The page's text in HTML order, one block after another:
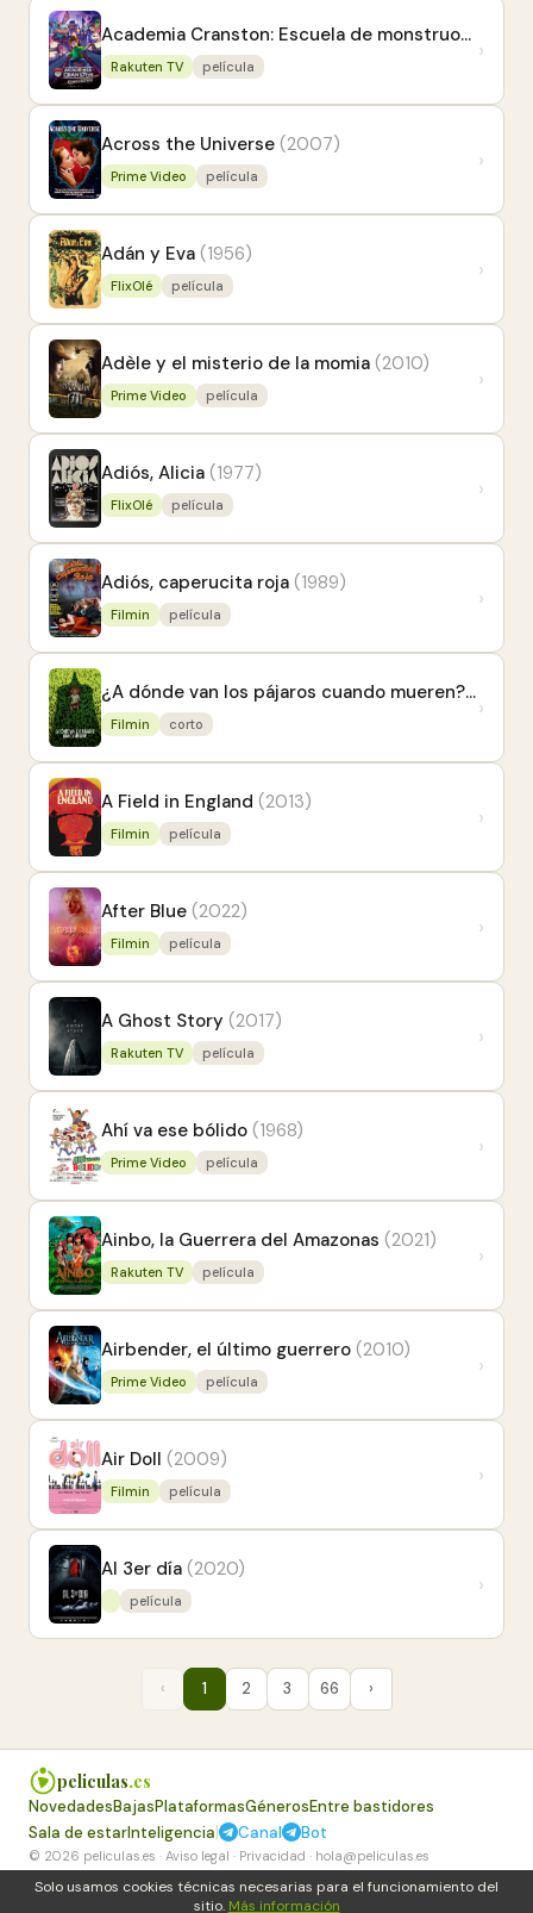
Solo usamos cookies técnicas necesarias para el funcionamiento del
sitio. Más información
Academia Cranston: Escuela de monstruos
Rakuten TV película
›
Across the Universe (2007)
Prime Video película
›
Adán y Eva (1956)
FlixOlé película
›
Adèle y el misterio de la momia (2010)
Prime Video película
›
Adiós, Alicia (1977)
FlixOlé película
›
Adiós, caperucita roja (1989)
Filmin película
›
¿A dónde van los pájaros cuando mueren?(2025)
Filmin corto
›
A Field in England (2013)
Filmin película
›
After Blue (2022)
Filmin película
›
A Ghost Story (2017)
Rakuten TV película
›
Ahí va ese bólido (1968)
Prime Video película
›
Ainbo, la Guerrera del Amazonas (2021)
Rakuten TV película
›
Airbender, el último guerrero (2010)
Prime Video película
›
Air Doll (2009)
Filmin película
›
Al 3er día (2020)
película
›
‹ 1 2 3 66 ›
peliculas.es
NovedadesBajasPlataformasGénerosEntre bastidores
Sala de estarInteligencia| Canal Bot
© 2026 peliculas.es · Aviso legal · Privacidad · hola@peliculas.es